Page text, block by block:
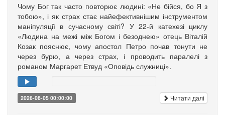
Чому Бог так часто повторює людині: «Не бійся, бо Я з
тобою», і як страх стає найефективнішим інструментом
маніпуляції в сучасному світі? У 22-й катехезі циклу
«Людина на межі між Богом і безоднею» отець Віталій
Козак пояснює, чому апостол Петро почав тонути не
через бурю, а через страх, і проводить паралелі з
романом Маргарет Етвуд «Оповідь служниці».
2026-08-05 00:00:00 Читати далі